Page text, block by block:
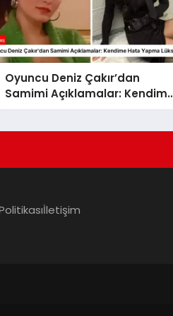
Oyuncu Deniz Çakır’dan
Samimi Açıklamalar:
Hata Yapma Lüksü Veriyorum
İletişim